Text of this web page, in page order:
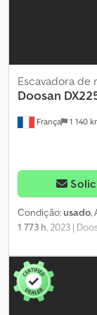
França 1 140
Escavadora de
Doosan
Condição:usado,
1 773 h, 2023 |
1773 horas
destino – Utilize a
custos de
uma oferta.
acessível